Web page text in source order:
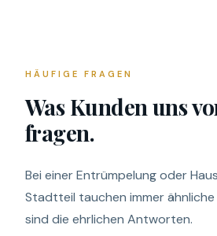
HÄUFIGE FRAGEN
Was Kunden uns
fragen.
Bei einer Entrümpelung oder
Stadtteil tauchen immer ähnliche
sind die ehrlichen Antworten.